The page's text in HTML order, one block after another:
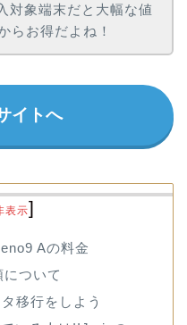
対象端末だと大幅な値
らお得だよね！
イトへ
表示]
Aの料金
ついて
移行をしよう